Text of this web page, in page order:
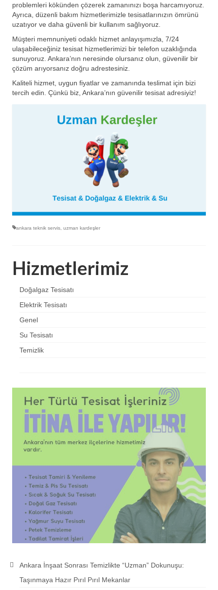
problemleri kökünden çözerek zamanınızı boşa harcamıyoruz.
Ayrıca, düzenli bakım hizmetlerimizle tesisatlarınızın ömrünü
uzatıyor ve daha güvenli bir kullanım sağlıyoruz.
Müşteri memnuniyeti odaklı hizmet anlayışımızla, 7/24
ulaşabileceğiniz tesisat hizmetlerimizi bir telefon uzaklığında
sunuyoruz. Ankara’nın neresinde olursanız olun, güvenilir bir
çözüm arıyorsanız doğru adrestesiniz.
Kaliteli hizmet, uygun fiyatlar ve zamanında teslimat için bizi
tercih edin. Çünkü biz, Ankara’nın güvenilir tesisat adresiyiz!
ankara teknik servis uzman kardeşler
Hizmetlerimiz
Doğalgaz Tesisatı
Elektrik Tesisatı
Genel
Su Tesisatı
Temizlik
Ankara İnşaat Sonrası Temizlikte “Uzman” Dokunuşu:
Taşınmaya Hazır Pırıl Pırıl Mekanlar